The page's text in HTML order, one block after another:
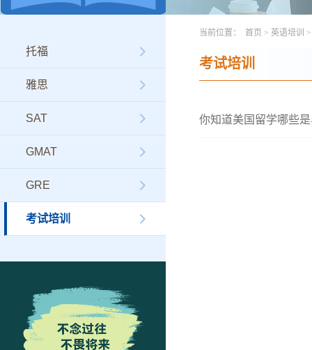
托福
雅思
SAT
GMAT
GRE
考试培训
当前位置： 首页 > 英语培训 >
考试培训
你知道美国留学哪些